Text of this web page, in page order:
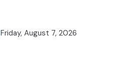
Friday, August 7, 2026